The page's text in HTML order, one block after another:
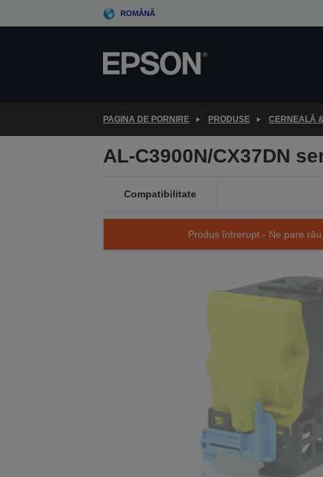
to
ROMÂNĂ
PAGINA DE PORNIRE PRODUSE CERNEALĂ
AL-C3900N/CX37DN
Compatibilitate
Produs întrerupt - Ne pare